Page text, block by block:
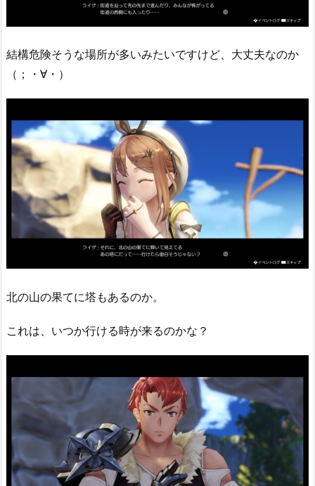
結構危険そうな場所が多いみたいですけど、大丈夫なのか
（；・∀・）
北の山の果てに塔もあるのか。
これは、いつか行ける時が来るのかな？